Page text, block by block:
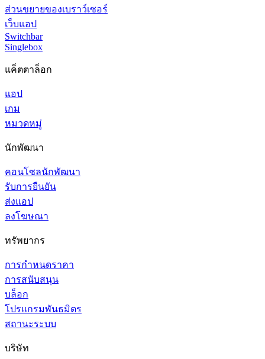
ส่วนขยายของเบราว์เซอร์
เว็บแอป
Switchbar
Singlebox
แค็ตตาล็อก
แอป
เกม
หมวดหมู่
นักพัฒนา
คอนโซลนักพัฒนา
รับการยืนยัน
ส่งแอป
ลงโฆษณา
ทรัพยากร
การกำหนดราคา
การสนับสนุน
บล็อก
โปรแกรมพันธมิตร
สถานะระบบ
บริษัท